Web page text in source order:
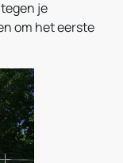
je
om het eerste